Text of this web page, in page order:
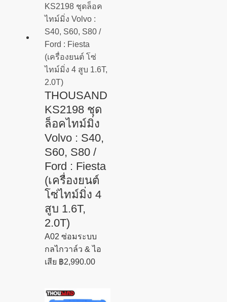
THOUSAND
KS2198 ชุด
ล็อคไทม์มิ่ง
Volvo : S40,
S60, S80 /
Ford : Fiesta
(เครื่องยนต์
โซ่ไทม์มิ่ง 4
สูบ 1.6T,
2.0T)
A02 ซ่อมระบบ
กลไกวาล์ว & ไอ
เสีย ฿2,990.00